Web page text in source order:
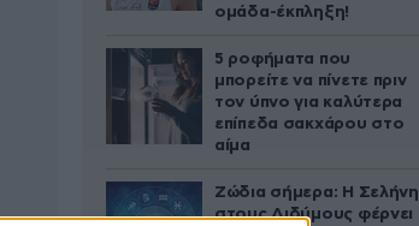
ομάδα-έκπληξη!
5 ροφήματα που
μπορείτε να πίνετε πριν
τον ύπνο για καλύτερα
επίπεδα σακχάρου στο
αίμα
Ζώδια σήμερα: Η Σελήνη
στους Διδύμους φέρνει